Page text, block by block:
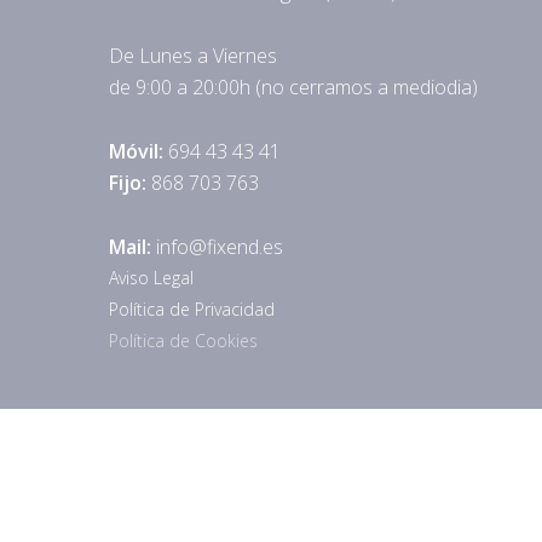
De Lunes a Viernes
de 9:00 a 20:00h (no cerramos a mediodia)
Móvil: 694 43 43 41
Fijo: 868 703 763
Mail: info@fixend.es
Aviso Legal
Política de Privacidad
Política de Cookies